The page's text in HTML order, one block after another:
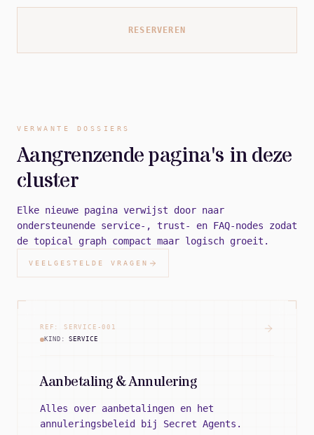
RESERVEREN
VERWANTE DOSSIERS
Aangrenzende pagina's in deze
cluster
Elke nieuwe pagina verwijst door naar
ondersteunende service-, trust- en FAQ-nodes zodat
de topical graph compact maar logisch groeit.
VEELGESTELDE VRAGEN
REF: SERVICE -001
KIND:SERVICE
Aanbetaling & Annulering
Alles over aanbetalingen en het
annuleringsbeleid bij Secret Agents.